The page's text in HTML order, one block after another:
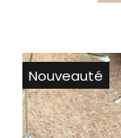
Nouveauté